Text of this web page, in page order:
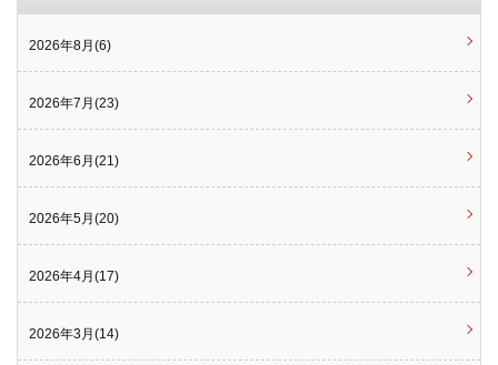
2026年8月(6)
2026年7月(23)
2026年6月(21)
2026年5月(20)
2026年4月(17)
2026年3月(14)